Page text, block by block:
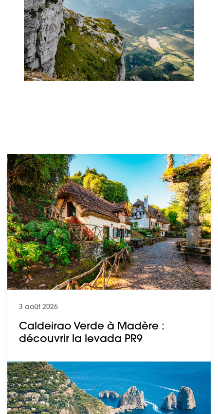
3 août 2026
Caldeirao Verde à Madère :
découvrir la levada PR9